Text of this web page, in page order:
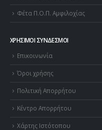
Φέτα Π.Ο.Π. Αμφιλοχίας
ΧΡΉΣΙΜΟΙ ΣΎΝΔΕΣΜΟΙ
Επικοινωνία
Όροι χρήσης
Πολιτική Απορρήτου
Κέντρο Απορρήτου
Χάρτης Ιστότοπου